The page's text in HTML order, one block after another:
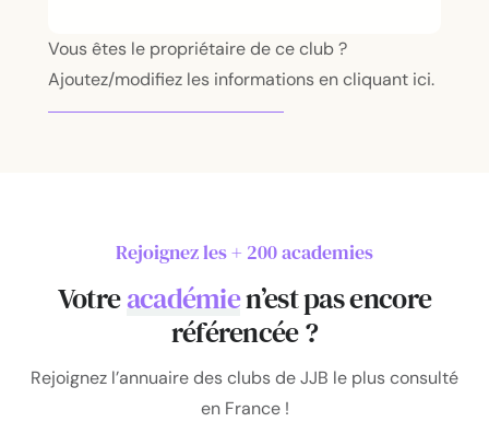
Vous êtes le propriétaire de ce club ?
Ajoutez/modifiez les informations en cliquant ici.
Rejoignez les + 200 academies
Votreacadémien’est pas encore
référencée ?
Rejoignez l’annuaire des clubs de JJB le plus consulté
en France !